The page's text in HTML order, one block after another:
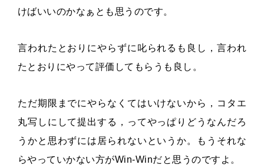
けばいいのかなぁとも思うのです。
言われたとおりにやらずに叱られるも良し，言われ
たとおりにやって評価してもらうも良し。
ただ期限までにやらなくてはいけないから，コタエ
丸写しにして提出する，ってやっぱりどうなんだろ
うかと思わずには居られないというか。もうそれな
らやっていかない方がWin-Winだと思うのですよ。